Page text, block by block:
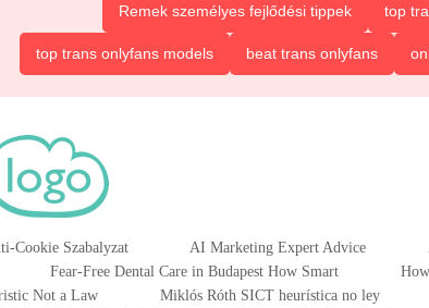
Remek személyes fejlődési tippek top
top trans onlyfans models beat trans onlyfans
Cookie Szabalyzat AI Marketing Expert Advice
Fear-Free Dental Care in Budapest How Smart
Not a Law
Miklós Róth SICT heurística no ley